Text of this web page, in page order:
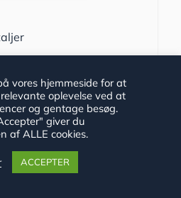
af Hans Vilhelm
vores hjemmeside for at
oplevelse ved at
og gentage besøg.
giver du
af ALLE cookies.
ACCEPTER